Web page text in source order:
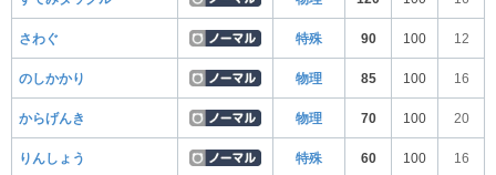
さわぐ 特殊 90 100 12
のしかかり 物理 85 100 16
からげんき 物理 70 100 20
りんしょう 特殊 60 100 16